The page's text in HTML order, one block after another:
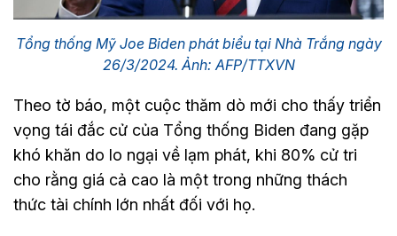
Tổng thống Mỹ Joe Biden phát biểu tại Nhà Trắng ngày
26/3/2024. Ảnh: AFP/TTXVN
Theo tờ báo, một cuộc thăm dò mới cho thấy triển
vọng tái đắc cử của Tổng thống Biden đang gặp
khó khăn do lo ngại về lạm phát, khi 80% cử tri
cho rằng giá cả cao là một trong những thách
thức tài chính lớn nhất đối với họ.